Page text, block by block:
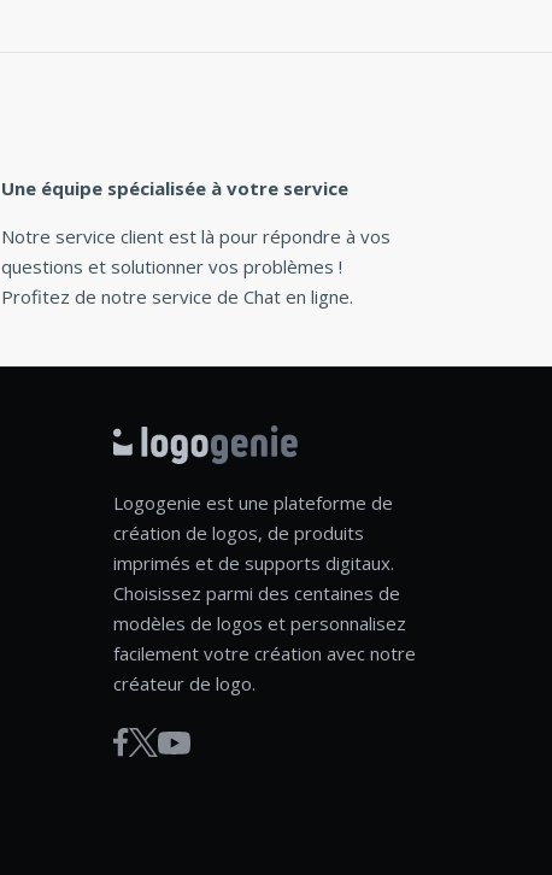
Une équipe spécialisée à votre service
Notre service client est là pour répondre à vos
questions et solutionner vos problèmes !
Profitez de notre service de Chat en ligne.
Logogenie est une plateforme de
création de logos, de produits
imprimés et de supports digitaux.
Choisissez parmi des centaines de
modèles de logos et personnalisez
facilement votre création avec notre
créateur de logo.